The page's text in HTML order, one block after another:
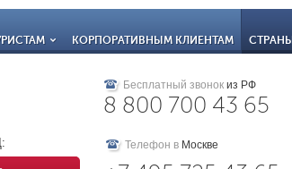
КОРПОРАТИВНЫМ КЛИЕНТАМ СТРАНЫ
Бесплатный звонок из РФ
8 800 700 43 65
Телефон в Москве